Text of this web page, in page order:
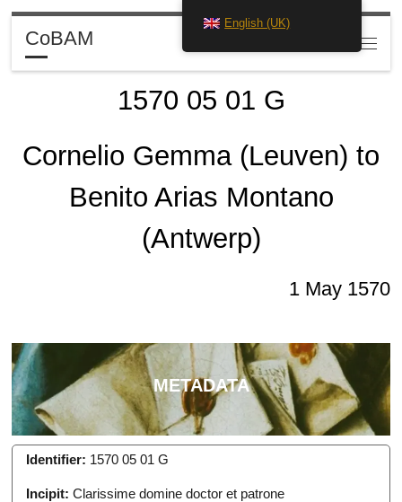
CoBAM
Search
1570 05 01 G
Cornelio Gemma (Leuven) to
Benito Arias Montano
(Antwerp)
1 May 1570
METADATA
Identifier: 1570 05 01 G
Incipit:Clarissime domine doctor et patrone
English (UK)